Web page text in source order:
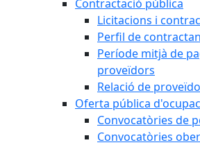
Contractació pública
Licitacions i
Perfil de
Període mitjà de
proveïdors
Relació de
Oferta pública
Convocatòries de
Convocatòries